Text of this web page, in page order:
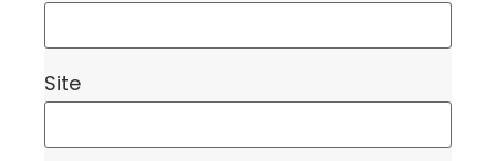
Site